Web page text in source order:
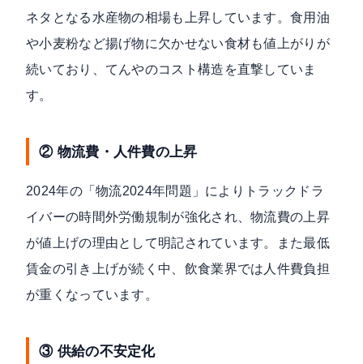
ネタとなる水産物の相場も上昇しています。食用油
や小麦粉など揚げ物に欠かせない食材も値上がりが
続いており、てんやのコスト構造を直撃していま
す。
② 物流費・人件費の上昇
2024年の「物流2024年問題」によりトラックドラ
イバーの時間外労働規制が強化され、物流費の上昇
が値上げの理由として明記されています。また最低
賃金の引き上げが続く中、飲食業界では人件費負担
が重くなっています。
③ 供給の不安定化